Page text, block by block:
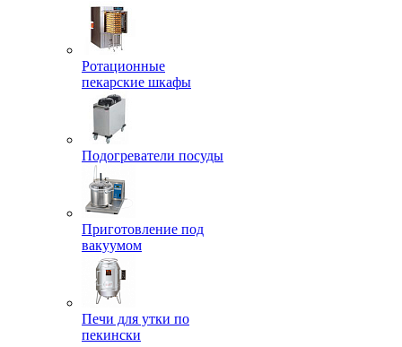
Ротационные
пекарские шкафы
Подогреватели посуды
Приготовление под
вакуумом
Печи для утки по
пекински